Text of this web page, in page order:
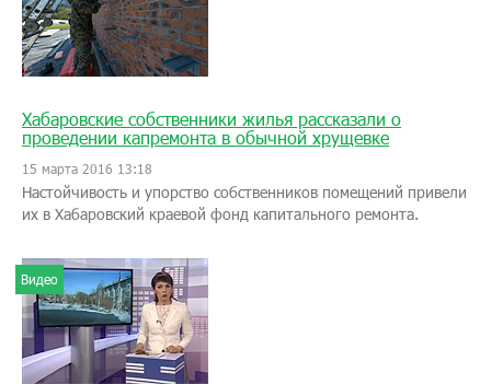
Хабаровские собственники жилья рассказали о
проведении капремонта в обычной хрущевке
15 марта 2016 13:18
Настойчивость и упорство собственников помещений привели
их в Хабаровский краевой фонд капитального ремонта.
Видео